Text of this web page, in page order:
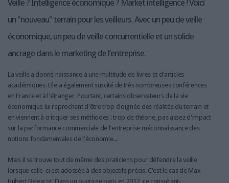
Veille ? Intelligence économique ? Market intelligence ! Voici
un "nouveau" terrain pour les veilleurs. Avec un peu de veille
économique, un peu de veille concurrentielle et un solide
ancrage dans le marketing de l’entreprise.
La veille a donné naissance à une multitude de livres et d'articles
académiques. Elle a également suscité de très nombreuses conférences
en France et à l'étranger. Pourtant, certains observateurs de la vie
économique lui reprochent d'être trop éloignée des réalités du terrain et
en viennent à critiquer ses méthodes : trop de théorie, pas assez d'impact
sur la performance commerciale de l'entreprise méconnaissance des
notions fondamentales de l'économie...
Mais il se trouve tout de même des praticiens pour défendre la veille
lorsque celle-ci est adossée à des objectifs précis. C'est le cas de Max-
Hubert Belescot. Dans un ouvrage paru en 2012, ce consultant-